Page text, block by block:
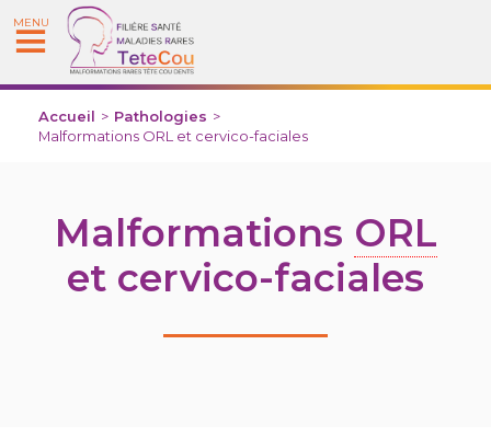
MENU
Accueil > Pathologies >
Malformations ORL et cervico-faciales
Malformations ORL
et cervico-faciales